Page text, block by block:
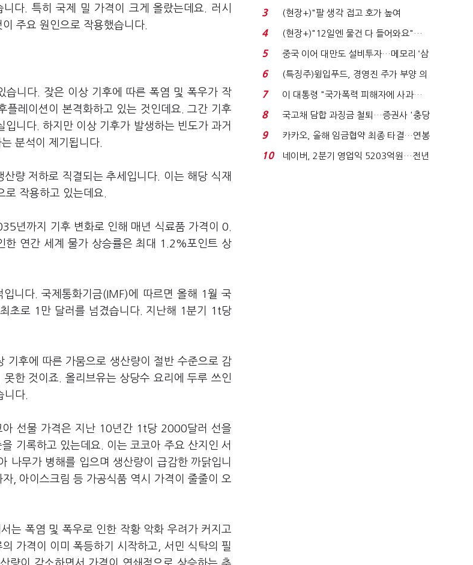
다. 특히 국제 밀 가격이 크게 올랐는데요. 러시
주요 원인으로 작용했습니다.
습니다. 잦은 이상 기후에 따른 폭염 및 폭우가 작
플레이션이 본격화하고 있는 것인데요. 그간 기후
니다. 하지만 이상 기후가 발생하는 빈도가 과거
분석이 제기됩니다.
량 저하로 직결되는 추세입니다. 이는 해당 식재
작용하고 있는데요.
년까지 기후 변화로 인해 매년 식료품 가격이 0.
연간 세계 물가 상승률은 최대 1.2%포인트 상
니다. 국제통화기금(IMF)에 따르면 올해 1월 국
초로 1만 달러를 넘겼습니다. 지난해 1분기 1t당
후에 따른 가뭄으로 생산량이 절반 수준으로 감
한 것이죠. 올리브유는 상당수 요리에 두루 쓰인
다.
아 선물 가격은 지난 10년간 1t당 2000달러 선을
기록하고 있는데요. 이는 코코아 주요 산지인 서
나무가 병해를 입으며 생산량이 급감한 까닭입니
, 아이스크림 등 가공식품 역시 가격이 줄줄이 오
는 폭염 및 폭우로 인한 작황 악화 우려가 커지고
가격이 이미 폭등하기 시작하고, 서민 식탁의 필
처분' 기준은 ...
3
(현장+)"팔 생각 접고 호가 높여
요"…'덜 똘똘한 한 채' 20...
4
(현장+)"12일엔 물건 다 들어와요"…
빈 매대 채우며 문 연 ...
5
중국 이어 대만도 설비투자…메모리 ‘삼
국전쟁’
6
(특징주)윙입푸드, 경영진 주가 부양 의
지에 상한가...
7
이 대통령 "국가폭력 피해자에 사과…
적극적 조사로 진...
8
국고채 담합 과징금 철퇴…증권사 '충당
금 폭탄' 우려...
9
카카오, 올해 임금협약 최종 타결…연봉
6.3% 인상·격려...
10
네이버, 2분기 영업익 5203억원…전년